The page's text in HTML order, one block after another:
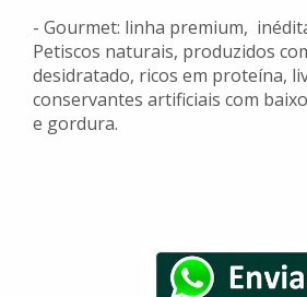
- Gourmet: linha premium,
Petiscos naturais, produzidos
desidratado, ricos em proteína,
conservantes artificiais com
e gordura.